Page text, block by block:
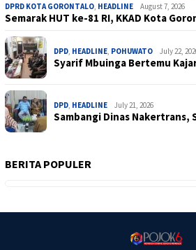
DPRD KOTA GORONTALO HEADLINE August 7, 2026
Semarak HUT ke-81 RI, KKAD Kota
DPD HEADLINE POHUWATO July 22,
Syarif Mbuinga Bertemu
DPD HEADLINE July 21, 2026
Sambangi Dinas
BERITA POPULER